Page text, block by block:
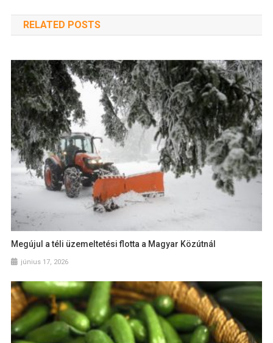
RELATED POSTS
Megújul a téli üzemeltetési flotta a Magyar Közútnál
június 17, 2026